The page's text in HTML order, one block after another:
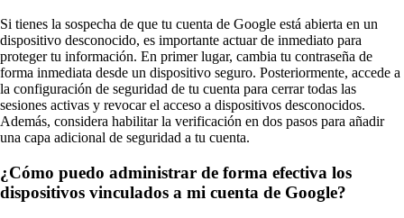
Si tienes la sospecha de que tu cuenta de Google está abierta en un
dispositivo desconocido, es importante actuar de inmediato para
proteger tu información. En primer lugar, cambia tu contraseña de
forma inmediata desde un dispositivo seguro. Posteriormente, accede a
la configuración de seguridad de tu cuenta para cerrar todas las
sesiones activas y revocar el acceso a dispositivos desconocidos.
Además, considera habilitar la verificación en dos pasos para añadir
una capa adicional de seguridad a tu cuenta.
¿Cómo puedo administrar de forma efectiva los
dispositivos vinculados a mi cuenta de Google?